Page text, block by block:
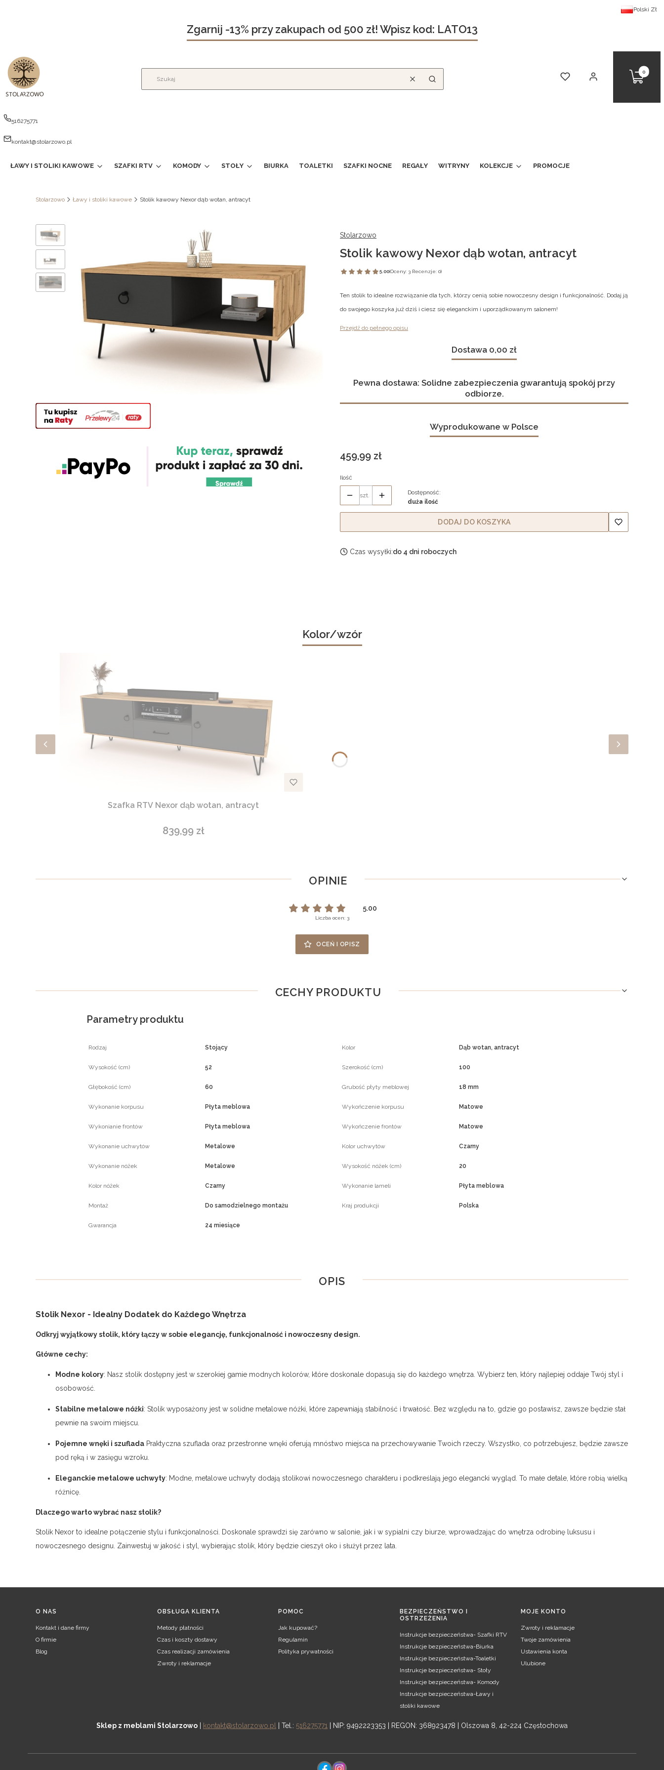
Polski Zł
Zgarnij -13% przy zakupach od 500 zł! Wpisz kod: LATO13
WyczyśćSzukaj
Ulubione Zaloguj się Produkty
Koszyk
516275771
kontakt@stolarzowo.pl
ŁAWY I STOLIKI KAWOWE SZAFKI RTV KOMODY STOŁY BIURKA TOALETKI SZAFKI NOCNE REGAŁY WITRYNY KOLEKCJE PROMOCJE
Stolarzowo Ławy i stoliki kawowe Stolik kawowy Nexor dąb wotan, antracyt
Stolarzowo
Stolik kawowy Nexor dąb wotan, antracyt
5.00(Oceny: 3 Recenzje: 0)
Ten stolik to idealne rozwiązanie dla tych, którzy cenią sobie nowoczesny design i funkcjonalność. Dodaj ją
do swojego koszyka już dziś i ciesz się eleganckim i uporządkowanym salonem!
Przejdź do pełnego opisu
Dostawa 0,00 zł
Pewna dostawa: Solidne zabezpieczenia gwarantują spokój przy
odbiorze.
Wyprodukowane w Polsce
Cena
459,99 zł
Ilość
szt.
Dostępność:
duża ilość
DODAJ DO KOSZYKA
Czas wysyłki:do 4 dni roboczych
Kolor/wzór
Szafka RTV Nexor dąb wotan, antracyt
Cena
839,99 zł
OPINIE
5.00
Liczba ocen: 3
OCEŃ I OPISZ
CECHY PRODUKTU
Parametry produktu
Rodzaj Stojący Kolor Dąb wotan, antracyt
Wysokość (cm) 52 Szerokość (cm) 100
Głębokość (cm) 60 Grubość płyty meblowej 18 mm
Wykonanie korpusu Płyta meblowa Wykończenie korpusu Matowe
Wykonianie frontów Płyta meblowa Wykończenie frontów Matowe
Wykonanie uchwytów Metalowe Kolor uchwytów Czarny
Wykonanie nóżek Metalowe Wysokość nóżek (cm) 20
Kolor nóżek Czarny Wykonanie lameli Płyta meblowa
Montaż Do samodzielnego montażu Kraj produkcji Polska
Gwarancja 24 miesiące
OPIS
Stolik Nexor - Idealny Dodatek do Każdego Wnętrza
Odkryj wyjątkowy stolik, który łączy w sobie elegancję, funkcjonalność i nowoczesny design.
Główne cechy:
Modne kolory: Nasz stolik dostępny jest w szerokiej gamie modnych kolorów, które doskonale dopasują się do każdego wnętrza. Wybierz ten, który najlepiej oddaje Twój styl i
osobowość.
Stabilne metalowe nóżki: Stolik wyposażony jest w solidne metalowe nóżki, które zapewniają stabilność i trwałość. Bez względu na to, gdzie go postawisz, zawsze będzie stał
pewnie na swoim miejscu.
Pojemne wnęki i szuflada Praktyczna szuflada oraz przestronne wnęki oferują mnóstwo miejsca na przechowywanie Twoich rzeczy. Wszystko, co potrzebujesz, będzie zawsze
pod ręką i w zasięgu wzroku.
Eleganckie metalowe uchwyty: Modne, metalowe uchwyty dodają stolikowi nowoczesnego charakteru i podkreślają jego elegancki wygląd. To małe detale, które robią wielką
różnicę.
Dlaczego warto wybrać nasz stolik?
Stolik Nexor to idealne połączenie stylu i funkcjonalności. Doskonale sprawdzi się zarówno w salonie, jak i w sypialni czy biurze, wprowadzając do wnętrza odrobinę luksusu i
nowoczesnego designu. Zainwestuj w jakość i styl, wybierając stolik, który będzie cieszył oko i służył przez lata.
Linki w stopce
O NAS
Kontakt i dane firmy
O firmie
Blog
OBSŁUGA KLIENTA
Metody płatności
Czas i koszty dostawy
Czas realizacji zamówienia
Zwroty i reklamacje
POMOC
Jak kupować?
Regulamin
Polityka prywatności
BEZPIECZEŃSTWO I
OSTRZEŻENIA
Instrukcje bezpieczeństwa- Szafki RTV
Instrukcje bezpieczeństwa-Biurka
Instrukcje bezpieczeństwa-Toaletki
Instrukcje bezpieczeństwa- Stoły
Instrukcje bezpieczeństwa- Komody
Instrukcje bezpieczeństwa-Ławy i
stoliki kawowe
MOJE KONTO
Zwroty i reklamacje
Twoje zamówienia
Ustawienia konta
Ulubione
Sklep z meblami Stolarzowo kontakt@stolarzowo.pl | Tel.: 516275771 | NIP: 9492223353 | REGON: 368923478 | Olszowa 8, 42-224 Częstochowa